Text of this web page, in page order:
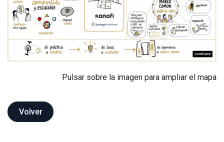
Pulsar sobre la imagen para ampliar el mapa
Volver